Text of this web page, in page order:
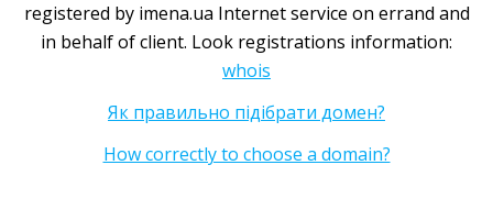
registered by imena.ua Internet service on errand and
in behalf of client. Look registrations information:
whois
Як правильно підібрати домен?
How correctly to choose a domain?